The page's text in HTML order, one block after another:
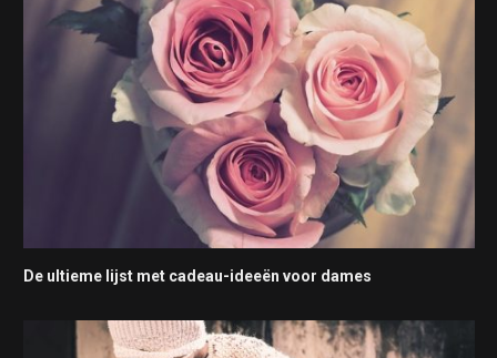
De ultieme lijst met cadeau-ideeën voor dames